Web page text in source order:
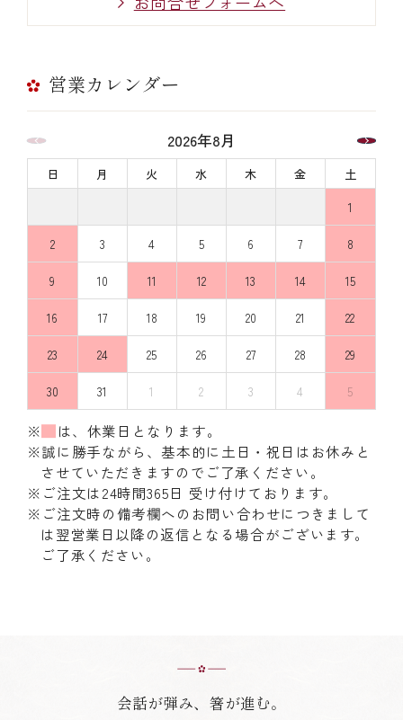
営業カレンダー
2026年8月
日 月 火 水 木 金
土
1
2 3 4 5 6 7 8
9 10 11 12 13 14 15
16 17 18 19 20 21 22
23 24 25 26 27 28 29
30 31 1 2 3 4 5
※
は、休業日となります。
※誠に勝手ながら、基本的に土日・祝日はお休みと
させていただきますのでご了承ください。
※ご注文は24時間365日 受け付けております。
※ご注文時の備考欄へのお問い合わせにつきまして
は翌営業日以降の返信となる場合がございます。
ご了承ください。
会話が弾み、箸が進む。